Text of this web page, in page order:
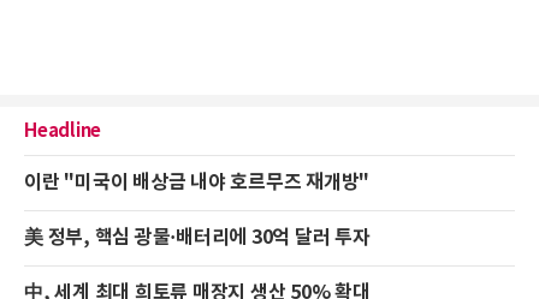
Headline
이란 "미국이 배상금 내야 호르무즈 재개방"
美 정부, 핵심 광물·배터리에 30억 달러 투자
中, 세계 최대 희토류 매장지 생산 50% 확대